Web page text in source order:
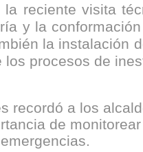
más de 20.000 personas
/ En Medellín fue
temperaturas ponen en
ALEXANDER
reciente visita
y la
la instalación
procesos de
recordó a los
de